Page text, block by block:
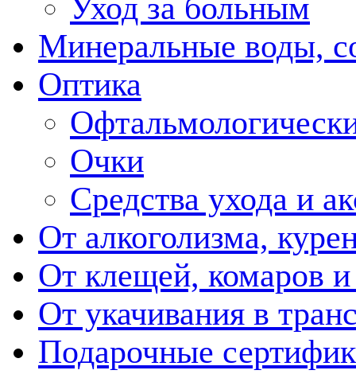
Уход за больным
Минеральные воды,
Оптика
Очки
Средства ухода и
От алкоголизма,
От клещей, комаров
От укачивания в
Подарочные